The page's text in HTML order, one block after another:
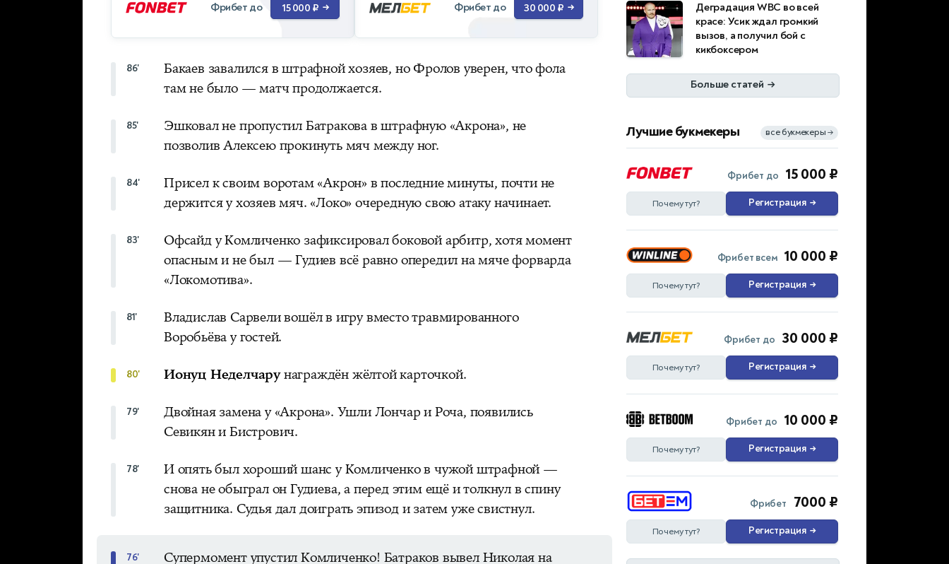
Фрибет до 15 000 ₽ → Фрибет до 30 000 ₽ →
86'
Бакаев завалился в штрафной хозяев, но Фролов уверен, что фола
там не было — матч продолжается.
85'
Эшковал не пропустил Батракова в штрафную «Акрона», не
позволив Алексею прокинуть мяч между ног.
84'
Присел к своим воротам «Акрон» в последние минуты, почти не
держится у хозяев мяч. «Локо» очередную свою атаку начинает.
83'
Офсайд у Комличенко зафиксировал боковой арбитр, хотя момент
опасным и не был — Гудиев всё равно опередил на мяче форварда
«Локомотива».
81'
Владислав Сарвели вошёл в игру вместо травмированного
Воробьёва у гостей.
80' Ионуц Неделчарунаграждён жёлтой карточкой.
79'
Двойная замена у «Акрона». Ушли Лончар и Роча, появились
Севикян и Бистрович.
78'
И опять был хороший шанс у Комличенко в чужой штрафной —
снова не обыграл он Гудиева, а перед этим ещё и толкнул в спину
защитника. Судья дал доиграть эпизод и затем уже свистнул.
76' Супермомент упустил Комличенко! Батраков вывел Николая на
Деградация WBC во всей
красе: Усик ждал громкий
вызов, а получил бой с
кикбоксером
Больше статей →
Лучшие букмекеры все букмекеры →
Фрибет до 15 000 ₽
Почему тут? Регистрация →
Фрибет всем 10 000 ₽
Почему тут? Регистрация →
Фрибет до 30 000 ₽
Почему тут? Регистрация →
Фрибет до 10 000 ₽
Почему тут? Регистрация →
Фрибет 7000 ₽
Почему тут? Регистрация →